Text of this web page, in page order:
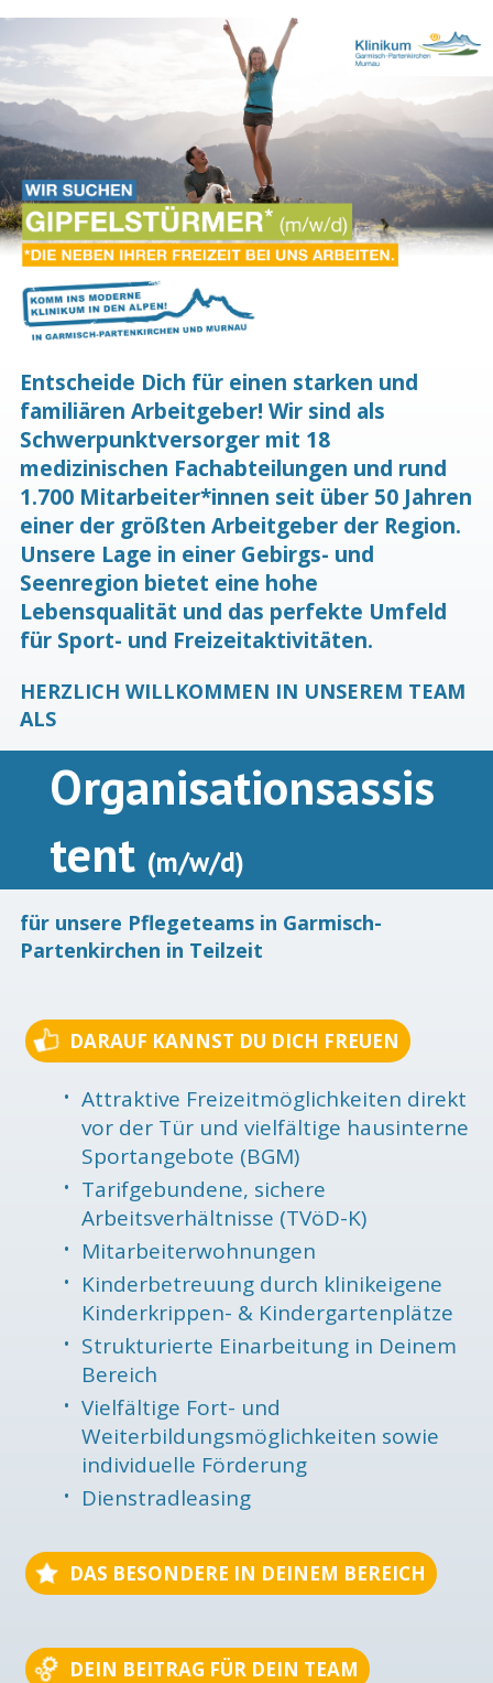
Entscheide Dich für einen starken und
familiären Arbeitgeber! Wir sind als
Schwerpunktversorger mit 18
medizinischen Fachabteilungen und rund
1.700 Mitarbeiter*innen seit über 50 Jahren
einer der größten Arbeitgeber der Region.
Unsere Lage in einer Gebirgs- und
Seenregion bietet eine hohe
Lebensqualität und das perfekte Umfeld
für Sport- und Freizeitaktivitäten.
HERZLICH WILLKOMMEN IN UNSEREM TEAM
ALS
Organisationsassis
tent (m/w/d)
für unsere Pflegeteams in Garmisch-
Partenkirchen in Teilzeit
DARAUF KANNST DU DICH FREUEN
Attraktive Freizeitmöglichkeiten direkt
vor der Tür und vielfältige hausinterne
Sportangebote (BGM)
Tarifgebundene, sichere
Arbeitsverhältnisse (TVöD-K)
Mitarbeiterwohnungen
Kinderbetreuung durch klinikeigene
Kinderkrippen- & Kindergartenplätze
Strukturierte Einarbeitung in Deinem
Bereich
Vielfältige Fort- und
Weiterbildungsmöglichkeiten sowie
individuelle Förderung
Dienstradleasing
DAS BESONDERE IN DEINEM BEREICH
DEIN BEITRAG FÜR DEIN TEAM